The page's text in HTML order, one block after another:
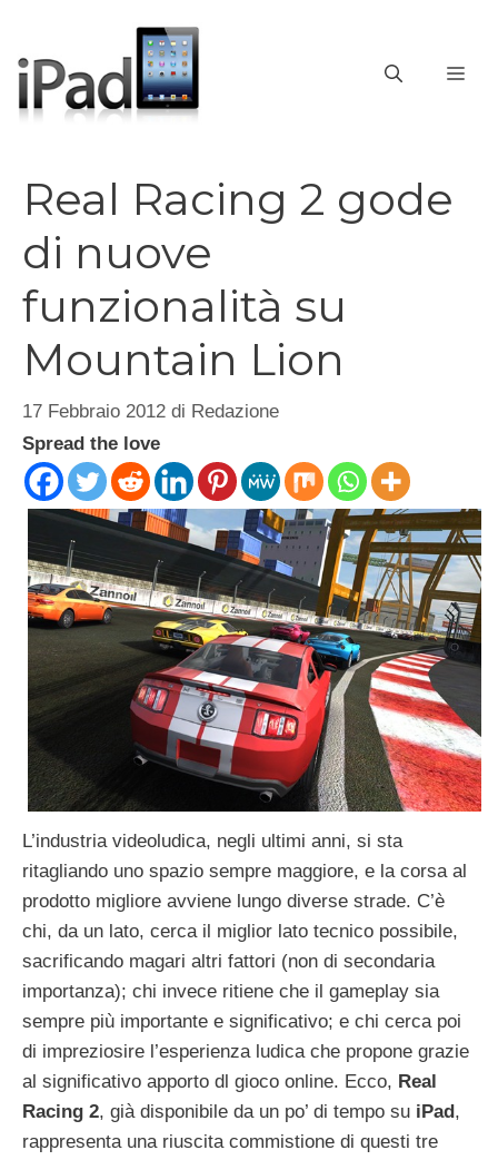
contenuto
Real Racing 2 gode
di nuove
funzionalità su
Mountain Lion
17 Febbraio 2012 di Redazione
Spread the love
L’industria videoludica, negli ultimi anni, si sta
ritagliando uno spazio sempre maggiore, e la corsa al
prodotto migliore avviene lungo diverse strade. C’è
chi, da un lato, cerca il miglior lato tecnico possibile,
sacrificando magari altri fattori (non di secondaria
importanza); chi invece ritiene che il gameplay sia
sempre più importante e significativo; e chi cerca poi
di impreziosire l’esperienza ludica che propone grazie
al significativo apporto dl gioco online. Ecco, Real
Racing 2, già disponibile da un po’ di tempo su iPad ,
rappresenta una riuscita commistione di questi tre